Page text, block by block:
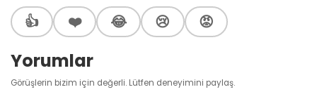
👍 ❤️ 😂 😢 😡
Yorumlar
Görüşlerin bizim için değerli. Lütfen deneyimini paylaş.